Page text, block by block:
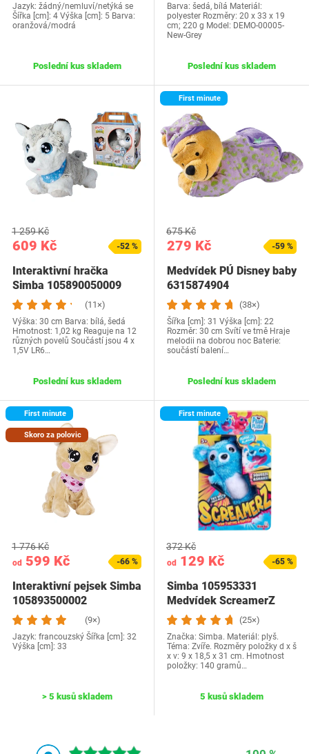
Jazyk: žádný/nemluví/netýká se
Šířka [cm]: 4 Výška [cm]: 5 Barva:
oranžová/modrá
Poslední kus skladem
Barva: šedá, bílá Materiál:
polyester Rozměry: 20 x 33 x 19
cm; 220 g Model: ‎DEMO-00005-
New-Grey
Poslední kus skladem
609 Kč
1 259 Kč
-52 %
Interaktivní hračka
Simba 105890050009
(11×)
Výška: 30 cm Barva: bílá, šedá
Hmotnost: 1,02 kg Reaguje na 12
různých povelů Součástí jsou 4 x
1,5V LR6…
Poslední kus skladem
First minute
279 Kč
675 Kč
-59 %
Medvídek PÚ Disney baby
6315874904
(38×)
Šířka [cm]: 31 Výška [cm]: 22
Rozměr: 30 cm Svítí ve tmě Hraje
melodii na dobrou noc Baterie:
součástí balení…
Poslední kus skladem
First minute
Skoro za polovic
od 599 Kč
1 776 Kč
-66 %
Interaktivní pejsek Simba
105893500002
(9×)
Jazyk: francouzský Šířka [cm]: 32
Výška [cm]: 33
> 5 kusů skladem
First minute
od 129 Kč
372 Kč
-65 %
Simba 105953331
Medvídek ScreamerZ
"Babbling Bear" se…
(25×)
Značka: Simba. Materiál: plyš.
Téma: Zvíře. Rozměry položky d x š
x v: 9 x 18,5 x 31 cm. Hmotnost
položky: 140 gramů…
5 kusů skladem